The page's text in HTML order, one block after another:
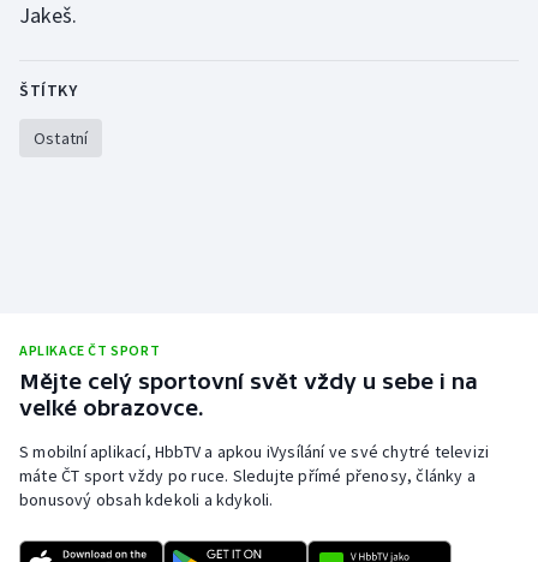
Sportovní střelba
Volejbal
Ostatní
Jakeš.
ŠTÍTKY
Ostatní
APLIKACE ČT SPORT
Mějte celý sportovní svět vždy u sebe i na
velké obrazovce.
S mobilní aplikací, HbbTV a apkou iVysílání ve své chytré televizi
máte ČT sport vždy po ruce. Sledujte přímé přenosy, články a
bonusový obsah kdekoli a kdykoli.